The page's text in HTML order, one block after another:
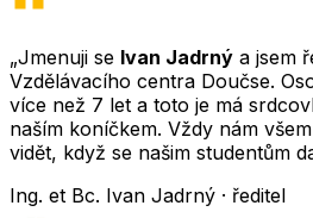
„Jmenuji se Ivan Jadrný a jsem
Vzdělávacího centra Doučse.
více než 7 let a toto je má
naším koníčkem. Vždy nám
vidět, když se našim studentům
Ing. et Bc. Ivan Jadrný · ředitel